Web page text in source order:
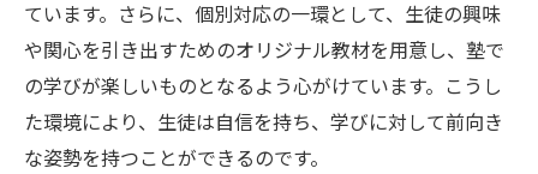
ています。さらに、個別対応の一環として、生徒の興味
や関心を引き出すためのオリジナル教材を用意し、塾で
の学びが楽しいものとなるよう心がけています。こうし
た環境により、生徒は自信を持ち、学びに対して前向き
な姿勢を持つことができるのです。